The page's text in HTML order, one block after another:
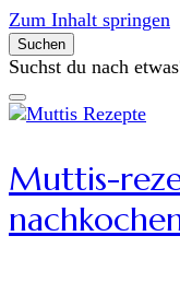
Zum Inhalt springen
Suchen
Suchen
nach:
Suchst du nach
Muttis-